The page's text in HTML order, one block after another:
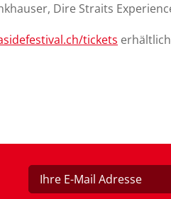
Dire Straits
tickets